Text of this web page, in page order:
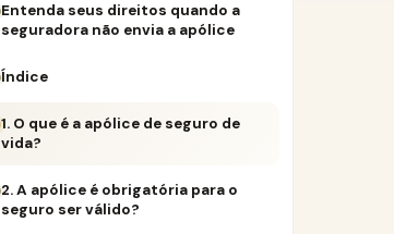
Entenda seus direitos quando a
seguradora não envia a apólice
Índice
1. O que é a apólice de seguro de
vida?
2. A apólice é obrigatória para o
seguro ser válido?